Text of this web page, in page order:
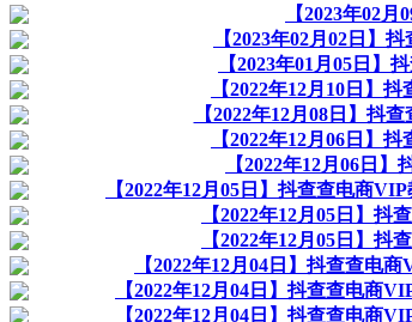
【2023年02
【2023年02月02日】
【2023年01月05日】
【2022年12月10日】
【2022年12月08日】抖
【2022年12月06日】
【2022年12月06日
【2022年12月05日】抖查查电商
【2022年12月05日】抖
【2022年12月05日】抖
【2022年12月04日】抖查查电
【2022年12月04日】抖查查电商
【2022年12月04日】抖查查电商